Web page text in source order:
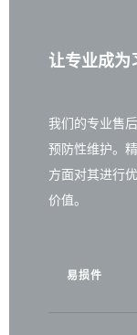
让专业成为
我们的专业售
预防性维护。
方面对其进行
价值。
易损件